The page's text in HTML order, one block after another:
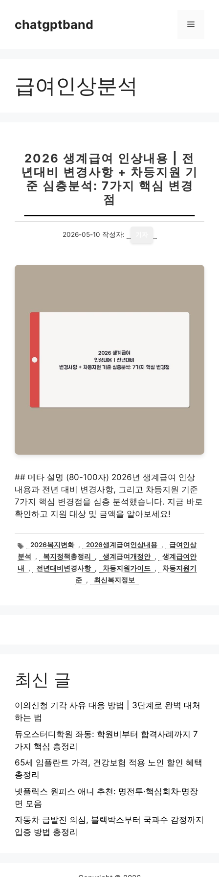
chatgptband 메
급여인상분석
2026 생계급여 인상내용 | 전
년대비 변경사항 + 차등지원 기
준 심층분석: 7가지 핵심 변경
점
2026-05-10 작성자:
## 메타 설명 (80-100자) 2026년 생계급여 인상
내용과 전년 대비 변경사항, 그리고 차등지원 기준
7가지 핵심 변경점을 심층 분석했습니다. 지금 바로
확인하고 지원 대상 및 금액을 알아보세요!
태
그
2026복지변화 , 2026생계급여인상내용 ,
급여인상
분석
, 복지정책총정리 , 생계급여개정안 ,
생계급여안
내
, 전년대비변경사항 , 차등지원가이드 ,
차등지원기
준 , 최신복지정보
최신 글
이의신청 기각 사유 대응 방법 | 3단계로 완벽 대처
하는 법
듀오스터디학원 좌동: 학원비부터 합격사례까지 7
가지 핵심 총정리
65세 임플란트 가격, 건강보험 적용 노인 할인 혜택
총정리
넷플릭스 원피스 애니 추천: 명전투·핵심회차·명장
면 모음
자동차 급발진 의심, 블랙박스부터 국과수 감정까지
입증 방법 총정리